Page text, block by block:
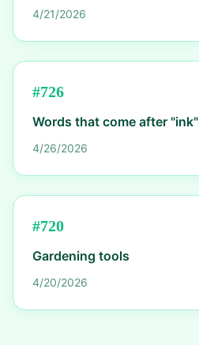
4/21/2026
#726
Words that come after "ink"
4/26/2026
#720
Gardening tools
4/20/2026